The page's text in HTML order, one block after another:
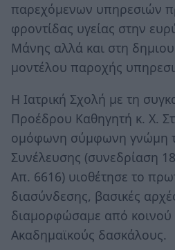
παρεχόμενων υπηρεσιών
φροντίδας υγείας στην
Μάνης αλλά και στη
μοντέλου παροχής
Η Ιατρική Σχολή με τη
Προέδρου Καθηγητή κ. Χ.
ομόφωνη σύμφωνη γνώμη
Συνέλευσης (συνεδρίαση
Απ. 6616) υιοθέτησε το
διασύνδεσης, βασικές
διαμορφώσαμε από κοινού
Ακαδημαϊκούς δασκάλους.